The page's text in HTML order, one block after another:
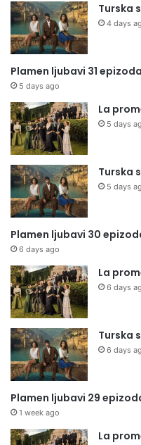
Turska
4 days
Plamen ljubavi 31 epizoda
5 days ago
La
5 days
Turska
5 days
Plamen ljubavi 30
6 days ago
La
6 days
Turska
6 days
Plamen ljubavi 29
1 week ago
La